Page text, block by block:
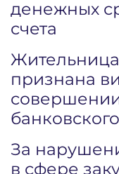
денежных
счета
признана
За
в сфере